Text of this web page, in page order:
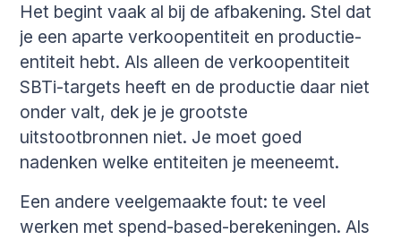
Het begint vaak al bij de afbakening. Stel dat
je een aparte verkoopentiteit en productie-
entiteit hebt. Als alleen de verkoopentiteit
SBTi-targets heeft en de productie daar niet
onder valt, dek je je grootste
uitstootbronnen niet. Je moet goed
nadenken welke entiteiten je meeneemt.
Een andere veelgemaakte fout: te veel
werken met spend-based-berekeningen. Als